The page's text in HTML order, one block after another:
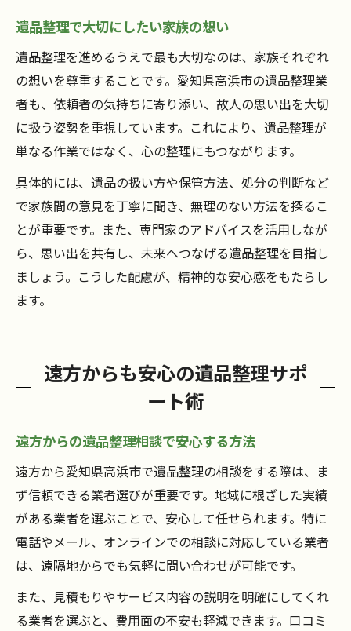
遺品整理で大切にしたい家族の想い
遺品整理を進めるうえで最も大切なのは、家族それぞれ
の想いを尊重することです。愛知県高浜市の遺品整理業
者も、依頼者の気持ちに寄り添い、故人の思い出を大切
に扱う姿勢を重視しています。これにより、遺品整理が
単なる作業ではなく、心の整理にもつながります。
具体的には、遺品の扱い方や保管方法、処分の判断など
で家族間の意見を丁寧に聞き、無理のない方法を探るこ
とが重要です。また、専門家のアドバイスを活用しなが
ら、思い出を共有し、未来へつなげる遺品整理を目指し
ましょう。こうした配慮が、精神的な安心感をもたらし
ます。
遠方からも安心の遺品整理サポ
ート術
遠方からの遺品整理相談で安心する方法
遠方から愛知県高浜市で遺品整理の相談をする際は、ま
ず信頼できる業者選びが重要です。地域に根ざした実績
がある業者を選ぶことで、安心して任せられます。特に
電話やメール、オンラインでの相談に対応している業者
は、遠隔地からでも気軽に問い合わせが可能です。
また、見積もりやサービス内容の説明を明確にしてくれ
る業者を選ぶと、費用面の不安も軽減できます。口コミ